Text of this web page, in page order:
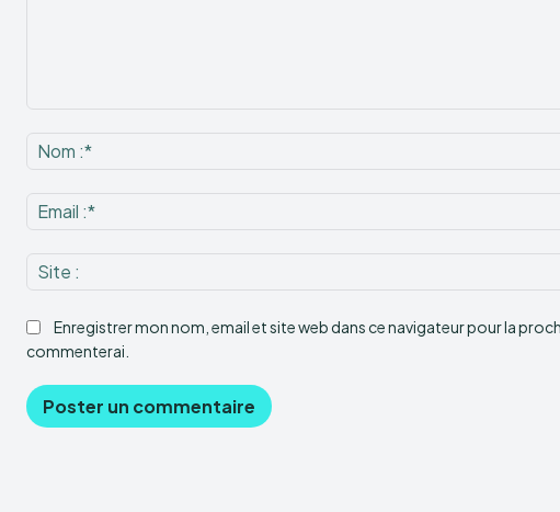
Enregistrer mon nom, email et site web dans ce navigateur pour la
commenterai.